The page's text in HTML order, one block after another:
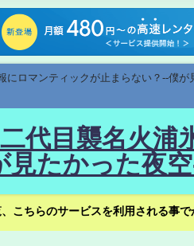
ロマンティックが止まらない？--僕
代目襲名火浦
たかった夜
こちらのサービスを利用される事